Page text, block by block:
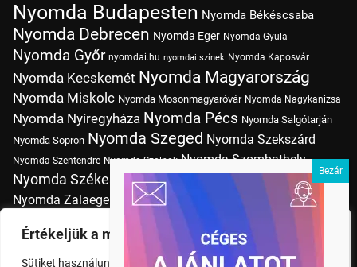
Értékeljük a magánéletét
Sütiket használunk a böngészési élmény fokozására,
Nyomda Budapesten Nyomda Békéscsaba
Nyomda Debrecen Nyomda Eger Nyomda Gyula
Nyomda Győr nyomdai.hu nyomdai színek Nyomda Kaposvár
Nyomda Kecskemét Nyomda Magyarország
Nyomda Miskolc Nyomda Mosonmagyaróvár Nyomda Nagykanizsa
Nyomda Nyíregyháza Nyomda Pécs Nyomda Salgótarján
Nyomda Sopron Nyomda Szeged Nyomda Szekszárd
Nyomda Szentendre Nyomda Szolnok Nyomda Szombathely
Nyomda Székesfehérvár Nyomda Tatabánya Nyomda Vác
Nyomda Zalaegerszeg Nyomda Érd nyomtatás
Nyomtatás Budapesten
Pólónyomtatás Budapesten Szitanyomda Budapesten